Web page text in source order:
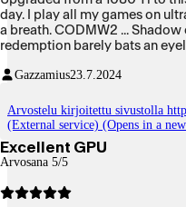
day. I play all my games on
a breath. CODMW2 ...
redemption barely bats an
Gazzamius23.7.2024
Arvostelu kirjoitettu sivustolla
(External service) (Opens in a
Excellent GPU
Arvosana 5/5